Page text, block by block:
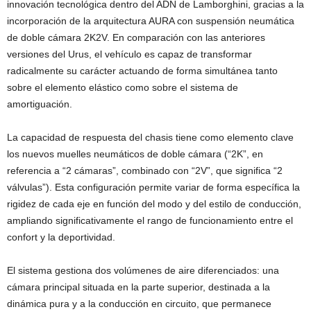
innovación tecnológica dentro del ADN de Lamborghini, gracias a la
incorporación de la arquitectura AURA con suspensión neumática
de doble cámara 2K2V. En comparación con las anteriores
versiones del Urus, el vehículo es capaz de transformar
radicalmente su carácter actuando de forma simultánea tanto
sobre el elemento elástico como sobre el sistema de
amortiguación.
La capacidad de respuesta del chasis tiene como elemento clave
los nuevos muelles neumáticos de doble cámara (“2K”, en
referencia a “2 cámaras”, combinado con “2V”, que significa “2
válvulas”). Esta configuración permite variar de forma específica la
rigidez de cada eje en función del modo y del estilo de conducción,
ampliando significativamente el rango de funcionamiento entre el
confort y la deportividad.
El sistema gestiona dos volúmenes de aire diferenciados: una
cámara principal situada en la parte superior, destinada a la
dinámica pura y a la conducción en circuito, que permanece